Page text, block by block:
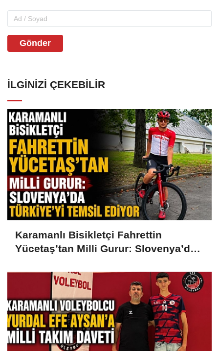
Gönder
İLGINIZI ÇEKEBILIR
Karamanlı Bisikletçi Fahrettin
Yücetaş’tan Milli Gurur: Slovenya’da